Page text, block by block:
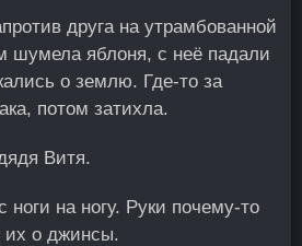
друга на утрамбованной
шумела яблоня, с неё падали
о землю. Где-то за
потом затихла.
Витя.
ноги на ногу. Руки почему-то
их о джинсы.